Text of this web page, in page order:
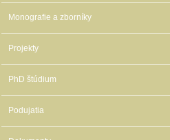
Monografie a zborníky
Projekty
PhD štúdium
Podujatia